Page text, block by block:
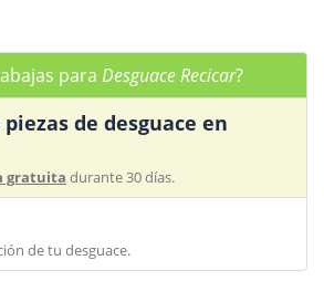
para Desguace Recicar?
piezas de desguace en
gratuita durante 30 días.
de tu desguace.